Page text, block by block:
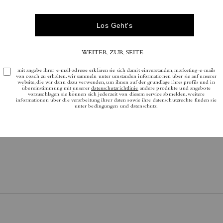
Bewertungen
Es gibt noch keine Reviews.
Informationen darüber, wie wir unsere Bewertungen überprüfen, finden Sie